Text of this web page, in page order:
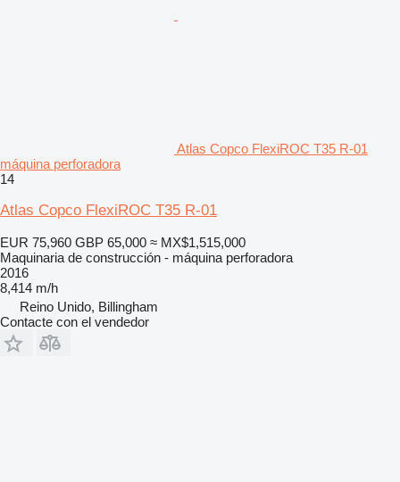
Atlas Copco FlexiROC T35 R-01
máquina perforadora
14
Atlas Copco FlexiROC T35 R-01
EUR 75,960 GBP 65,000 ≈ MX$1,515,000
Maquinaria de construcción - máquina perforadora
2016
8,414 m/h
Reino Unido, Billingham
Contacte con el vendedor